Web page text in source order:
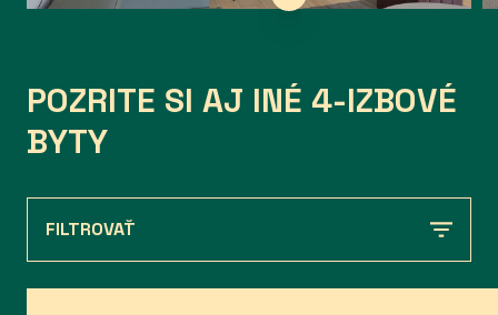
POZRITE SI AJ INÉ 4-IZBOVÉ
BYTY
FILTROVAŤ